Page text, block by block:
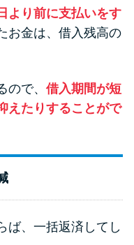
より前に支払いをす
お金は、借入残高の
で、 借入期間が短
えたりすることがで
ば、一括返済してし